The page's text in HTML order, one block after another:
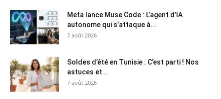
Meta lance Muse Code : L’agent d’IA
autonome qui s’attaque à...
7 août 2026
Soldes d’été en Tunisie : C’est parti ! Nos
astuces et...
7 août 2026